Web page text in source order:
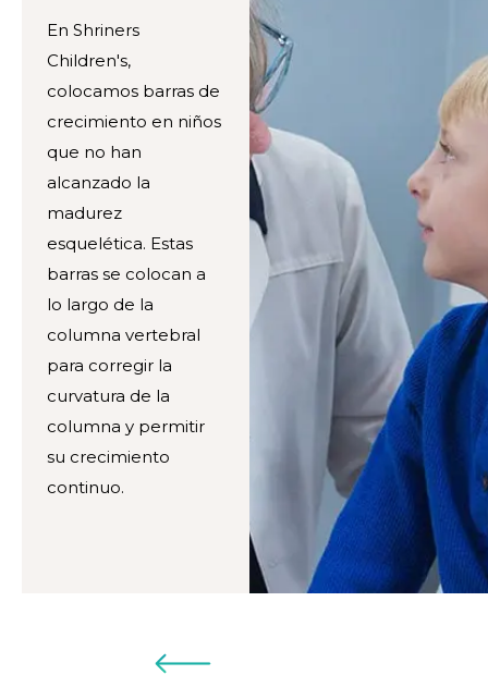
En Shriners
Children's,
colocamos barras de
crecimiento en niños
que no han
alcanzado la
madurez
esquelética. Estas
barras se colocan a
lo largo de la
columna vertebral
para corregir la
curvatura de la
columna y permitir
su crecimiento
continuo.